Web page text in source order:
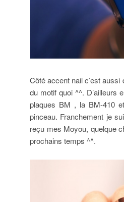
Côté accent nail c’est aussi
du motif quoi ^^. D’ailleurs
plaques BM , la BM-410
pinceau. Franchement je
reçu mes Moyou, quelque
prochains temps ^^.